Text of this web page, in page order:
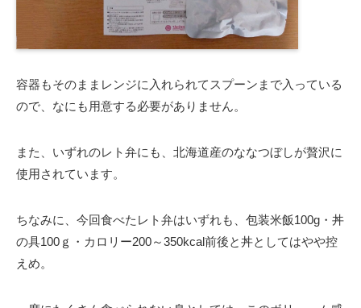
容器もそのままレンジに入れられてスプーンまで入っている
ので、なにも用意する必要がありません。
また、いずれのレト弁にも、北海道産のななつぼしが贅沢に
使用されています。
ちなみに、今回食べたレト弁はいずれも、包装米飯100g・丼
の具100ｇ・カロリー200～350kcal前後と丼としてはやや控
えめ。